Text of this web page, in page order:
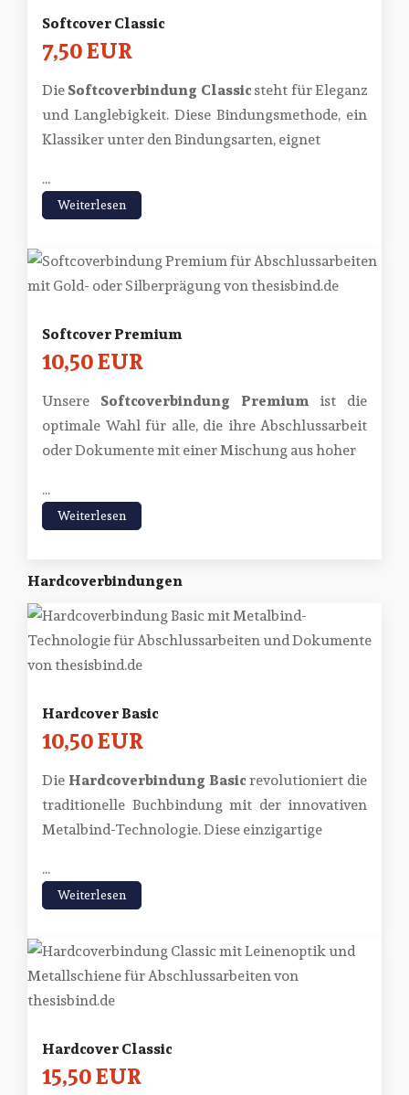
Softcover Classic
7,50 EUR
DieSoftcoverbindung Classicsteht für Eleganz
und Langlebigkeit. Diese Bindungsmethode, ein
Klassiker unter den Bindungsarten, eignet
...
Weiterlesen
Softcover Premium
10,50 EUR
Unsere Softcoverbindung Premium ist die
optimale Wahl für alle, die ihre Abschlussarbeit
oder Dokumente mit einer Mischung aus hoher
...
Weiterlesen
Hardcoverbindungen
Hardcover Basic
10,50 EUR
Die Hardcoverbindung Basicrevolutioniert die
traditionelle Buchbindung mit der innovativen
Metalbind-Technologie. Diese einzigartige
...
Weiterlesen
Hardcover Classic
15,50 EUR